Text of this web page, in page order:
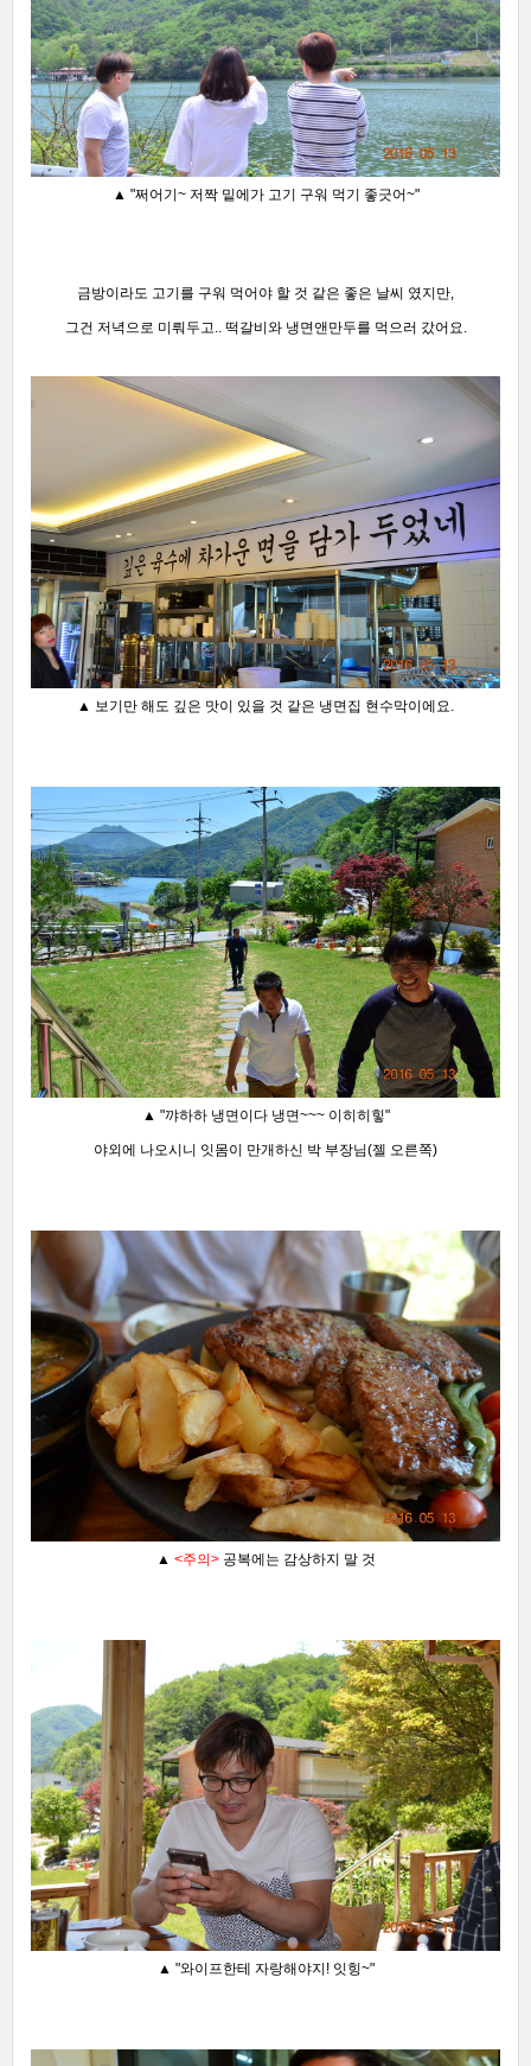
▲ "쩌어기~ 저짝 밑에가 고기 구워 먹기 좋긋어~"
금방이라도 고기를 구워 먹어야 할 것 같은 좋은 날씨 였지만,
그건 저녁으로 미뤄두고.. 떡갈비와 냉면앤만두를 먹으러 갔어요.
▲ 보기만 해도 깊은 맛이 있을 것 같은 냉면집 현수막이에요.
▲ "꺄하하 냉면이다 냉면~~~ 이히히힣"
야외에 나오시니 잇몸이 만개하신 박 부장님(젤 오른쪽)
▲ <주의>공복에는 감상하지 말 것
▲ "와이프한테 자랑해야지! 잇힝~"